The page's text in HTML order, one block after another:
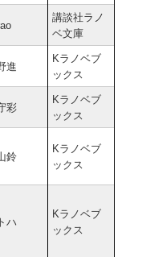
講談社ラノ
ベ文庫
進
Kラノベブ
ックス
彩
Kラノベブ
ックス
鈴
Kラノベブ
ックス
ハ
Kラノベブ
ックス